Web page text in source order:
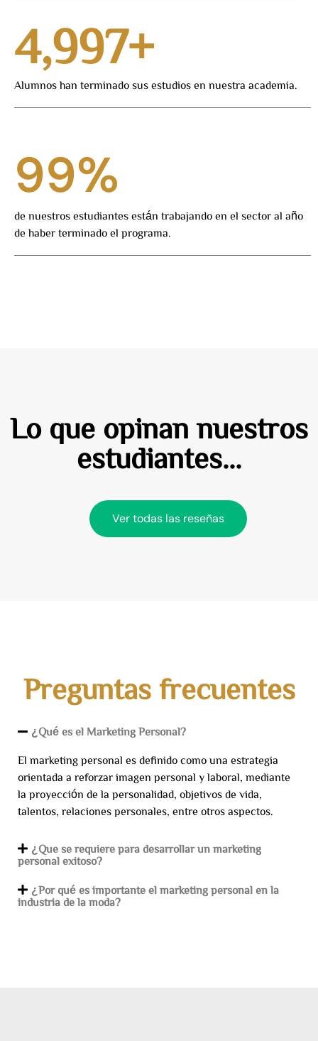
5,000+
Alumnos han terminado sus estudios en nuestra academia.
100%
de nuestros estudiantes están trabajando en el sector al año
de haber terminado el programa.
Lo que opinan nuestros
estudiantes...
Ver todas las reseñas
Preguntas frecuentes
¿Qué es el Marketing Personal?
El marketing personal es definido como una estrategia
orientada a reforzar imagen personal y laboral, mediante
la proyección de la personalidad, objetivos de vida,
talentos, relaciones personales, entre otros aspectos.
¿Que se requiere para desarrollar un marketing
personal exitoso?
¿Por qué es importante el marketing personal en la
industria de la moda?